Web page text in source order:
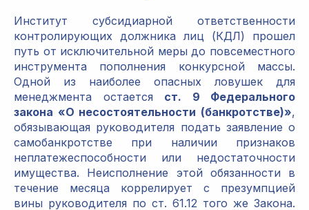
Институт субсидиарной ответственности
контролирующих должника лиц (КДЛ) прошел
путь от исключительной меры до повсеместного
инструмента пополнения конкурсной массы.
Одной из наиболее опасных ловушек для
менеджмента остается ст. 9 Федерального
закона «О несостоятельности (банкротстве)»,
обязывающая руководителя подать заявление о
самобанкротстве при наличии признаков
неплатежеспособности или недостаточности
имущества. Неисполнение этой обязанности в
течение месяца коррелирует с презумпцией
вины руководителя по ст. 61.12 того же Закона.